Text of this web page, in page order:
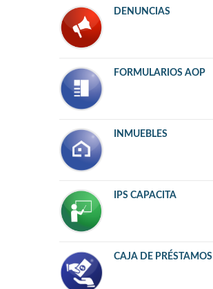
DENUNCIAS
FORMULARIOS AOP
INMUEBLES
IPS CAPACITA
CAJA DE PRÉSTAMOS